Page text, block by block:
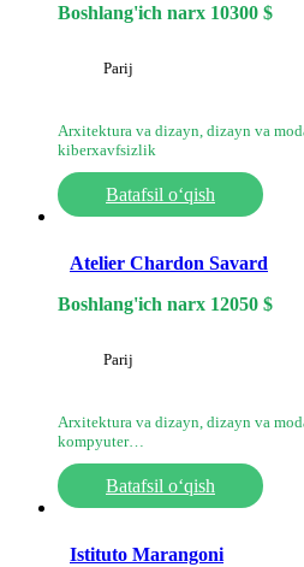
Boshlang'ich narx 10300 $
Parij
Arxitektura va dizayn, dizayn va
kiberxavfsizlik
Batafsil o‘qish
Atelier Chardon Savard
Boshlang'ich narx 12050 $
Parij
Arxitektura va dizayn, dizayn va
kompyuter…
Batafsil o‘qish
Istituto Marangoni